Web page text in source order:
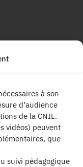
à son
d’audience
de la CNIL.
vidéos) peuvent
que
suivi pédagogique